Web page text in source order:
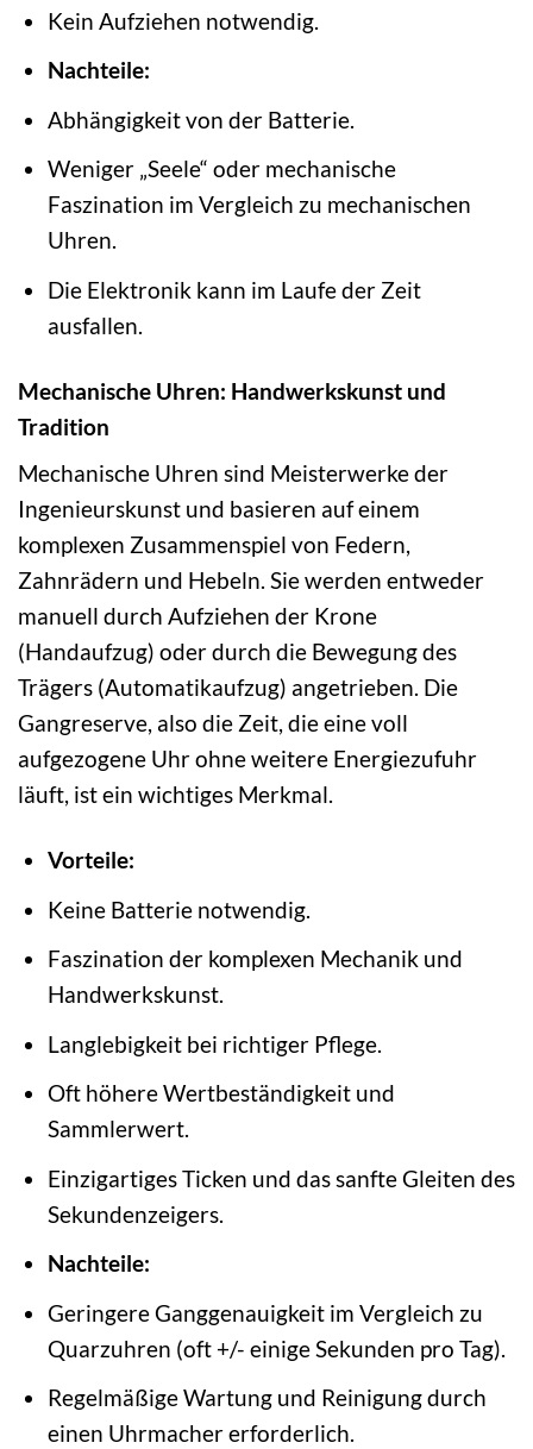
Kein Aufziehen notwendig.
Nachteile:
Abhängigkeit von der Batterie.
Weniger „Seele“ oder mechanische
Faszination im Vergleich zu mechanischen
Uhren.
Die Elektronik kann im Laufe der Zeit
ausfallen.
Mechanische Uhren: Handwerkskunst und
Tradition
Mechanische Uhren sind Meisterwerke der
Ingenieurskunst und basieren auf einem
komplexen Zusammenspiel von Federn,
Zahnrädern und Hebeln. Sie werden entweder
manuell durch Aufziehen der Krone
(Handaufzug) oder durch die Bewegung des
Trägers (Automatikaufzug) angetrieben. Die
Gangreserve, also die Zeit, die eine voll
aufgezogene Uhr ohne weitere Energiezufuhr
läuft, ist ein wichtiges Merkmal.
Vorteile:
Keine Batterie notwendig.
Faszination der komplexen Mechanik und
Handwerkskunst.
Langlebigkeit bei richtiger Pflege.
Oft höhere Wertbeständigkeit und
Sammlerwert.
Einzigartiges Ticken und das sanfte Gleiten des
Sekundenzeigers.
Nachteile:
Geringere Ganggenauigkeit im Vergleich zu
Quarzuhren (oft +/- einige Sekunden pro Tag).
Regelmäßige Wartung und Reinigung durch
einen Uhrmacher erforderlich.